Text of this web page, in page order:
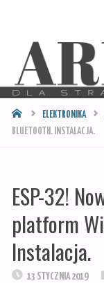
STRASZNYCH
LAMERÓW
STRONA
GŁÓWNA
ELEKTRONIKA
BLUETOOTH. INSTALACJA.
ESP-32!
platform
Instalacja.
13 STYCZNIA 2019